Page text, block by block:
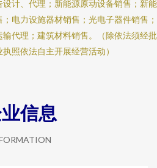
计、代理；新能源原动设备销售；新能
电力设施器材销售；光电子器件销售；
代理；建筑材料销售。（除依法须经批
照依法自主开展经营活动）
信息